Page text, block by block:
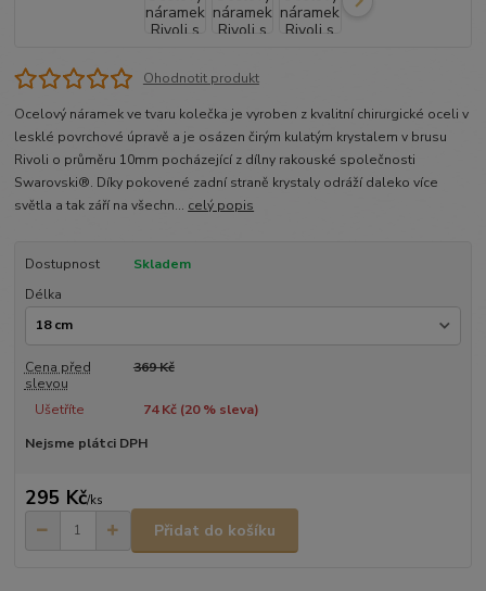
Ohodnotit produkt
Ocelový náramek ve tvaru kolečka je vyroben z kvalitní chirurgické oceli v
lesklé povrchové úpravě a je osázen čirým kulatým krystalem v brusu
Rivoli o průměru 10mm pocházející z dílny rakouské společnosti
Swarovski®. Díky pokovené zadní straně krystaly odráží daleko více
světla a tak září na všechn... celý popis
Dostupnost
Skladem
Délka
Cena před
slevou
369 Kč
Ušetříte 74 Kč (20% sleva)
Nejsme plátci DPH
295 Kč/ks
Přidat do košíku